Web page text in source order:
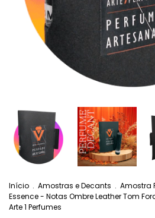
Início . Amostras e Decants . Amostra
Essence - Notas Ombre Leather Tom
Arte 1 Perfumes